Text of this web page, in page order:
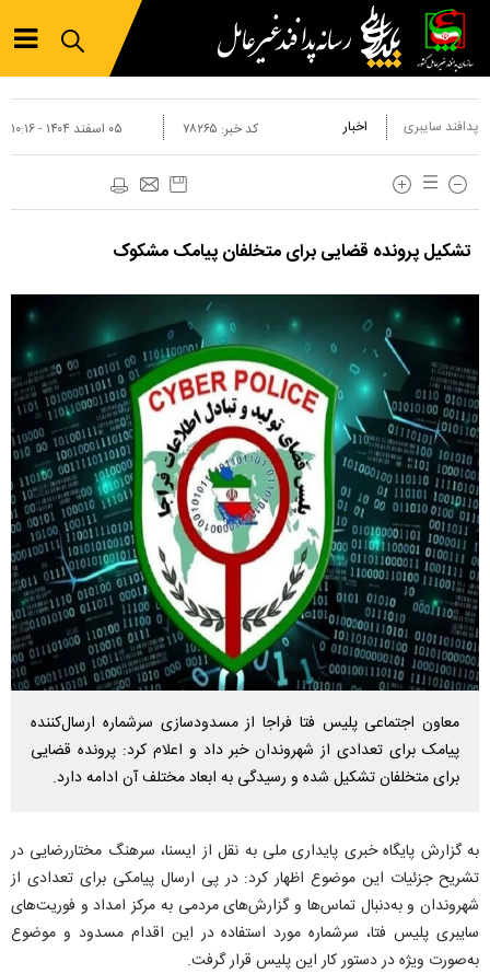
پدافند سایبری اخبار ۰۵ اسفند ۱۴۰۴ - ۱۰:۱۶ کد خبر: ۷۸۲۶۵
تشکیل پرونده قضایی برای متخلفان پیامک مشکوک
معاون اجتماعی پلیس فتا فراجا از مسدودسازی سرشماره ارسال‌کننده
پیامک برای تعدادی از شهروندان خبر داد و اعلام کرد: پرونده قضایی
برای متخلفان تشکیل شده و رسیدگی به ابعاد مختلف آن ادامه دارد.
به گزارش پایگاه خبری پایداری ملی به نقل از ایسنا، سرهنگ مختاررضایی در
تشریح جزئیات این موضوع اظهار کرد: در پی ارسال پیامکی برای تعدادی از
شهروندان و به‌دنبال تماس‌ها و گزارش‌های مردمی به مرکز امداد و فوریت‌های
سایبری پلیس فتا، سرشماره مورد استفاده در این اقدام مسدود و موضوع
به‌صورت ویژه در دستور کار این پلیس قرار گرفت.